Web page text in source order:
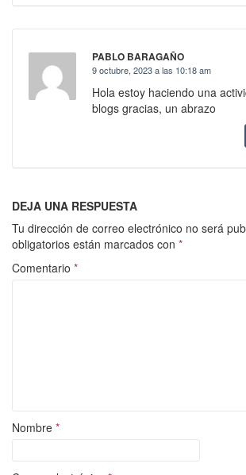
PABLO BARAGAÑO
9 octubre, 2023 a las 10:18 am
Hola estoy haciendo una
blogs gracias, un abrazo
DEJA UNA RESPUESTA
Tu dirección de correo electrónico no será
obligatorios están marcados con *
Comentario *
Nombre *